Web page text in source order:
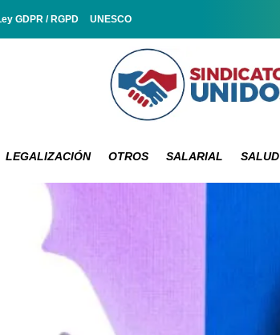
GDPR / RGPD UNESCO
LEGALIZACIÓN OTROS SALARIAL SALUD